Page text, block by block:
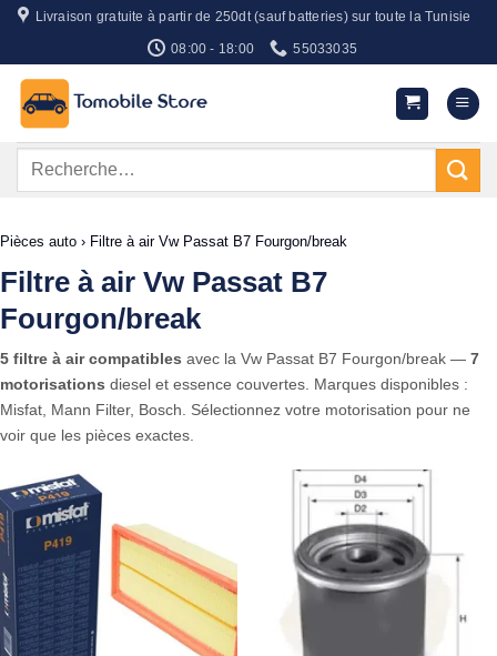
Passer
contenu
Livraison gratuite à partir de 250dt (sauf batteries) sur toute la Tunisie
08:00 - 18:00 55033035
Recherche
Pièces auto › Filtre à air Vw Passat B7 Fourgon/break
Filtre à air Vw Passat B7
Fourgon/break
5 filtre à air compatibles avec la Vw Passat B7 Fourgon/break — 7
motorisations diesel et essence couvertes. Marques disponibles :
Misfat, Mann Filter, Bosch. Sélectionnez votre motorisation pour ne
voir que les pièces exactes.